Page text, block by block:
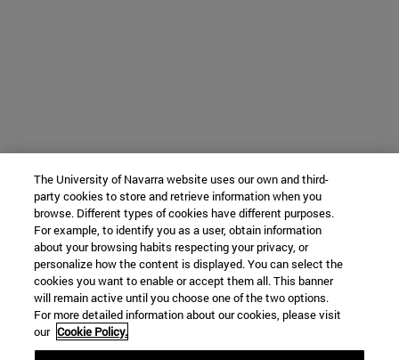
The University of Navarra website uses our own and third-
party cookies to store and retrieve information when you
browse. Different types of cookies have different purposes.
For example, to identify you as a user, obtain information
about your browsing habits respecting your privacy, or
personalize how the content is displayed. You can select the
cookies you want to enable or accept them all. This banner
will remain active until you choose one of the two options.
For more detailed information about our cookies, please visit
our Cookie Policy.